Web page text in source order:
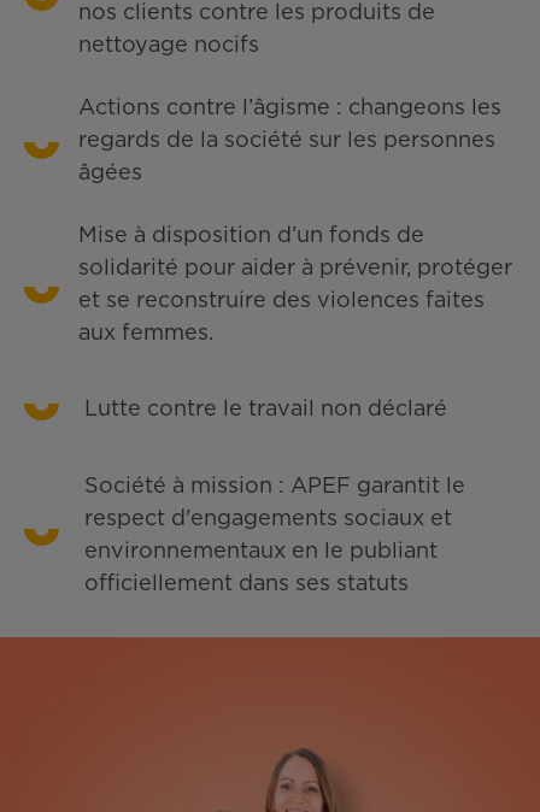
nos clients contre les produits de
nettoyage nocifs
Actions contre l’âgisme : changeons les
regards de la société sur les personnes
âgées
Mise à disposition d’un fonds de
solidarité pour aider à prévenir, protéger
et se reconstruire des violences faites
aux femmes.
Lutte contre le travail non déclaré
Société à mission : APEF garantit le
respect d'engagements sociaux et
environnementaux en le publiant
officiellement dans ses statuts